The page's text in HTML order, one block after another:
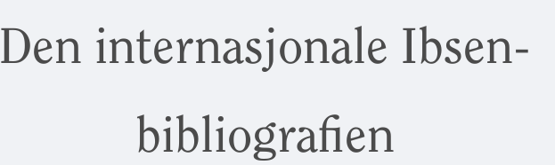
Den internasjonale Ibsen-
bibliografien